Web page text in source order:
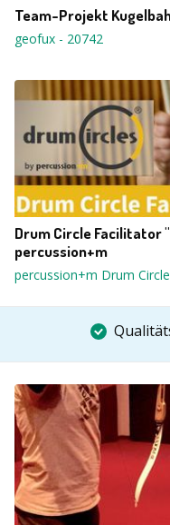
Team-Projekt
geofux - 20742
Drum Circle Facilitator
percussion+m
percussion+m Drum